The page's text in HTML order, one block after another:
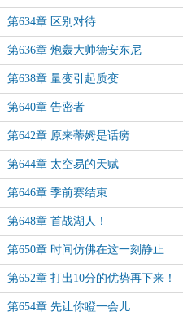
第634章 区别对待
第636章 炮轰大帅德安东尼
第638章 量变引起质变
第640章 告密者
第642章 原来蒂姆是话痨
第644章 太空易的天赋
第646章 季前赛结束
第648章 首战湖人！
第650章 时间仿佛在这一刻静止
第652章 打出10分的优势再下来！
第654章 先让你瞪一会儿